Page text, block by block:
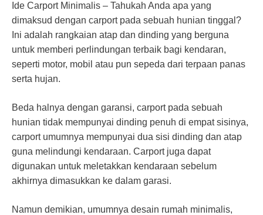
Ide Carport Minimalis – Tahukah Anda apa yang
dimaksud dengan carport pada sebuah hunian tinggal?
Ini adalah rangkaian atap dan dinding yang berguna
untuk memberi perlindungan terbaik bagi kendaran,
seperti motor, mobil atau pun sepeda dari terpaan panas
serta hujan.
Beda halnya dengan garansi, carport pada sebuah
hunian tidak mempunyai dinding penuh di empat sisinya,
carport umumnya mempunyai dua sisi dinding dan atap
guna melindungi kendaraan. Carport juga dapat
digunakan untuk meletakkan kendaraan sebelum
akhirnya dimasukkan ke dalam garasi.
Namun demikian, umumnya desain rumah minimalis,